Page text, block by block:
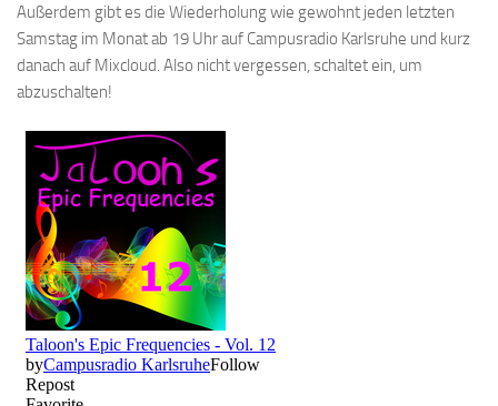
Außerdem gibt es die Wiederholung wie gewohnt jeden letzten
Samstag im Monat ab 19 Uhr auf Campusradio Karlsruhe und kurz
danach auf Mixcloud. Also nicht vergessen, schaltet ein, um
abzuschalten!